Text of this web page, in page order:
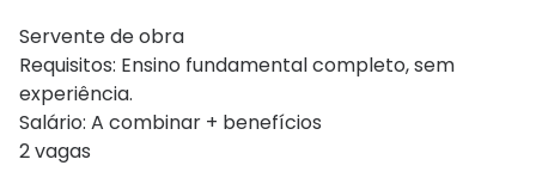
Servente de obra
Requisitos: Ensino fundamental completo, sem
experiência.
Salário: A combinar + benefícios
2 vagas